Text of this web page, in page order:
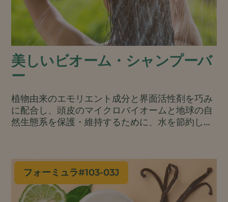
美しいビオーム・シャンプーバ
ー
植物由来のエモリエント成分と界面活性剤を巧み
に配合し、頭皮のマイクロバイオームと地球の自
然生態系を保護・維持するために、水を節約し、
フォーミュラ#103-03J